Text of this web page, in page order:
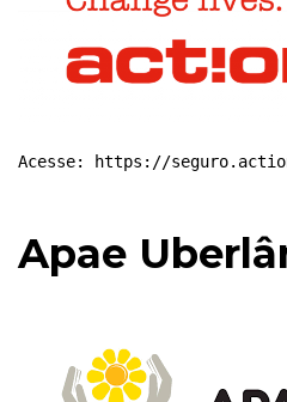
Acesse: https://
Apae